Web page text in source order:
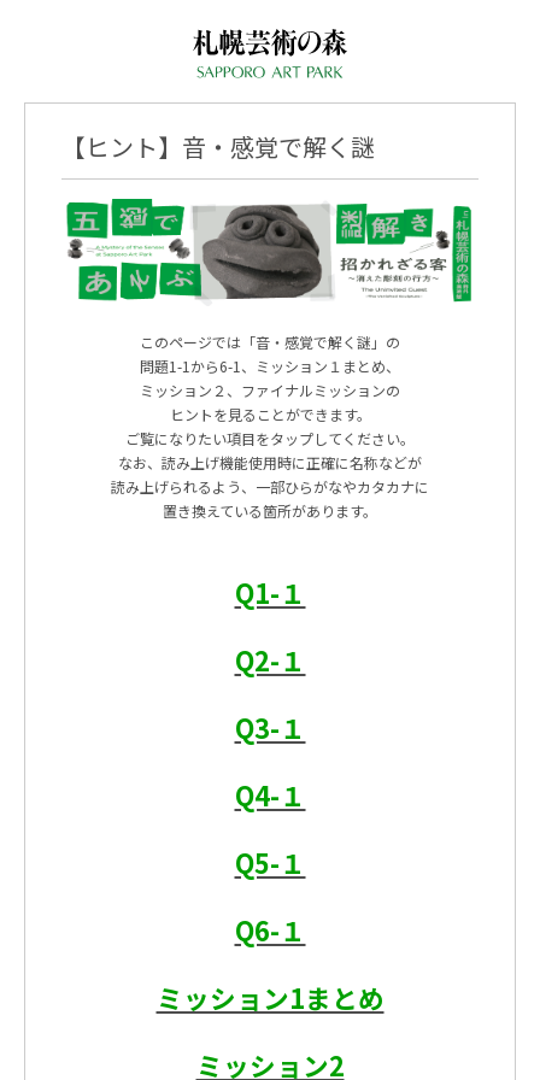
【ヒント】音・感覚で解く謎
このページでは「音・感覚で解く謎」の
問題1-1から6-1、ミッション１まとめ、
ミッション２、ファイナルミッションの
ヒントを見ることができます。
ご覧になりたい項目をタップしてください。
なお、読み上げ機能使用時に正確に名称などが
読み上げられるよう、一部ひらがなやカタカナに
置き換えている箇所があります。
Q1-１
Q2-１
Q3-１
Q4-１
Q5-１
Q6-１
ミッション1まとめ
ミッション2